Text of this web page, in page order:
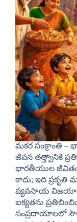
మకర సంక్రాంతి –
జీవన తత్త్వానికి
భారతీయుల
కాదు; ఇది ప్రకృతి
వ్యవసాయ
ఐక్యతను
సంప్రదాయాలలో